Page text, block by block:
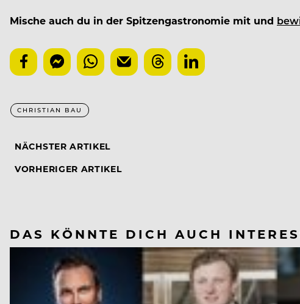
Mische auch du in der Spitzengastronomie mit und
CHRISTIAN BAU
NÄCHSTER ARTIKEL
VORHERIGER ARTIKEL
DAS KÖNNTE DICH AUCH